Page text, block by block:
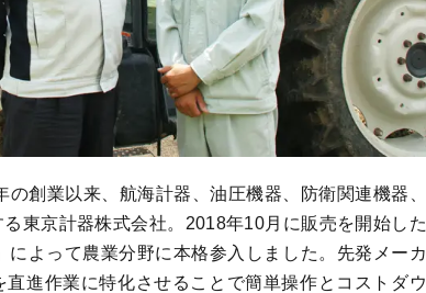
創業以来、航海計器、油圧機器、防衛関連機器、
東京計器株式会社。2018年10月に販売を開始した
よって農業分野に本格参入しました。先発メーカ
進作業に特化させることで簡単操作とコストダウ